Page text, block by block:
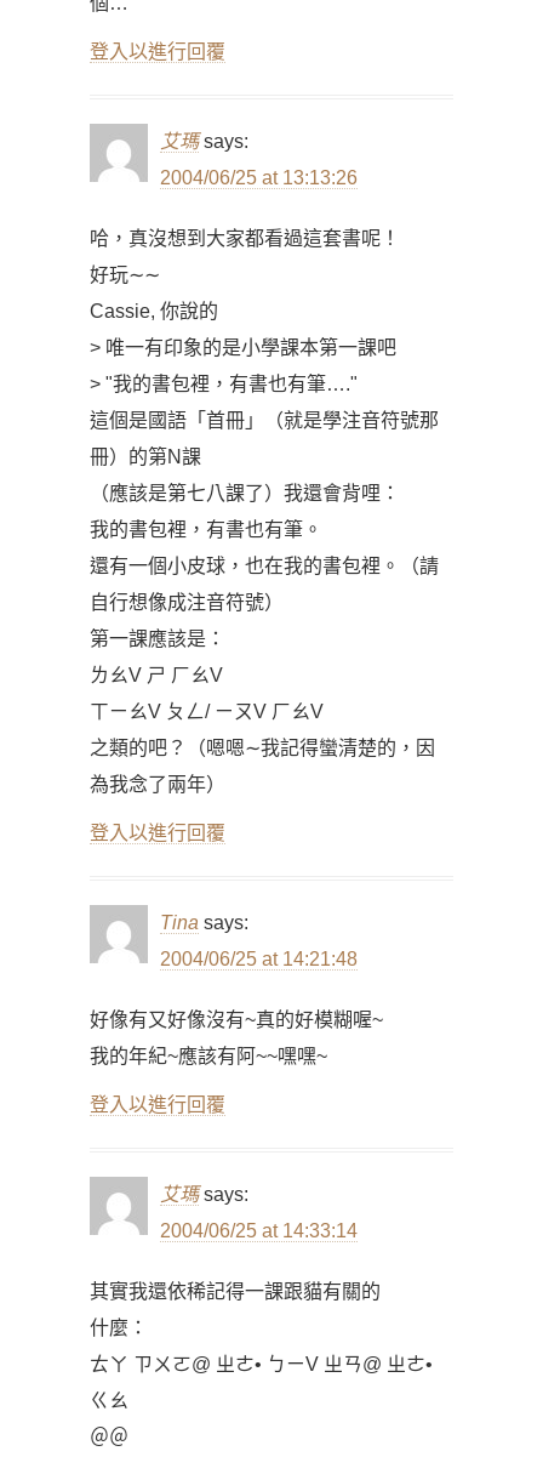
登入以進行回覆
艾瑪 says:
2004/06/25 at 13:13:26
哈，真沒想到大家都看過這套書呢！
好玩∼∼
Cassie, 你說的
> 唯一有印象的是小學課本第一課吧
> "我的書包裡，有書也有筆…."
這個是國語「首冊」（就是學注音符號那
冊）的第N課
（應該是第七八課了）我還會背哩：
我的書包裡，有書也有筆。
還有一個小皮球，也在我的書包裡。（請
自行想像成注音符號）
第一課應該是：
ㄌㄠV ㄕ ㄏㄠV
ㄒㄧㄠV ㄆㄥ/ ㄧㄡV ㄏㄠV
之類的吧？（嗯嗯∼我記得蠻清楚的，因
為我念了兩年）
登入以進行回覆
Tina says:
2004/06/25 at 14:21:48
好像有又好像沒有~真的好模糊喔~
我的年紀~應該有阿~~嘿嘿~
登入以進行回覆
艾瑪 says:
2004/06/25 at 14:33:14
其實我還依稀記得一課跟貓有關的
什麼：
ㄊㄚ ㄗㄨㄛ@ ㄓㄜ• ㄅㄧV ㄓㄢ@ ㄓㄜ•
ㄍㄠ
＠＠